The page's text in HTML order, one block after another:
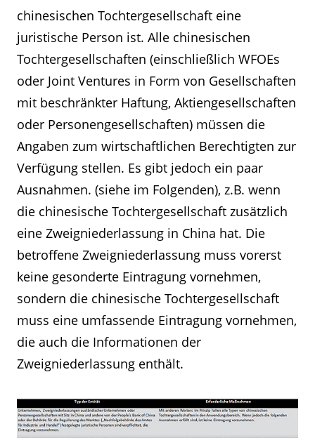
chinesischen Tochtergesellschaft eine
juristische Person ist. Alle chinesischen
Tochtergesellschaften (einschließlich WFOEs
oder Joint Ventures in Form von Gesellschaften
mit beschränkter Haftung, Aktiengesellschaften
oder Personengesellschaften) müssen die
Angaben zum wirtschaftlichen Berechtigten zur
Verfügung stellen. Es gibt jedoch ein paar
Ausnahmen. (siehe im Folgenden), z.B. wenn
die chinesische Tochtergesellschaft zusätzlich
eine Zweigniederlassung in China hat. Die
betroffene Zweigniederlassung muss vorerst
keine gesonderte Eintragung vornehmen,
sondern die chinesische Tochtergesellschaft
muss eine umfassende Eintragung vornehmen,
die auch die Informationen der
Zweigniederlassung enthält.